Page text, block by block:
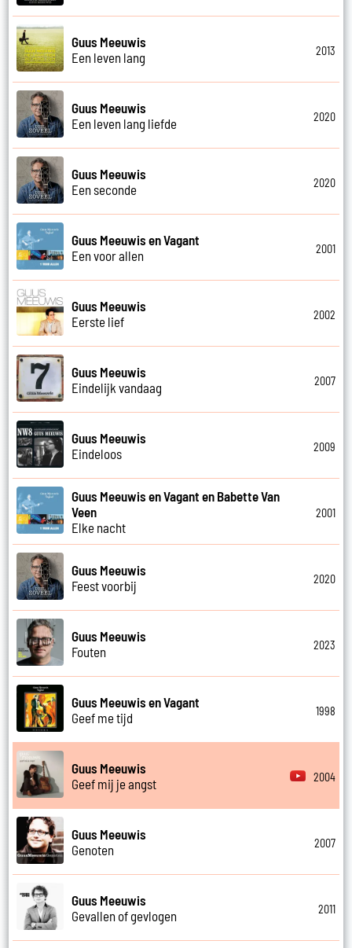
Guus Meeuwis
Een leven lang
2013
Guus Meeuwis
Een leven lang liefde
2020
Guus Meeuwis
Een seconde
2020
Guus Meeuwis en Vagant
Een voor allen
2001
Guus Meeuwis
Eerste lief
2002
Guus Meeuwis
Eindelijk vandaag
2007
Guus Meeuwis
Eindeloos
2009
Guus Meeuwis en Vagant en Babette Van
Veen
Elke nacht
2001
Guus Meeuwis
Feest voorbij
2020
Guus Meeuwis
Fouten
2023
Guus Meeuwis en Vagant
Geef me tijd
1998
Guus Meeuwis
Geef mij je angst
2004
Guus Meeuwis
Genoten
2007
Guus Meeuwis
Gevallen of gevlogen
2011